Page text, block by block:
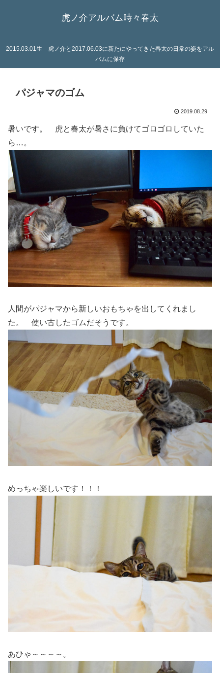
虎ノ介アルバム時々春太
2015.03.01生 虎ノ介と2017.06.03に新たにやってきた春太の日常の姿をアル
バムに保存
パジャマのゴム
2019.08.29
暑いです。 虎と春太が暑さに負けてゴロゴロしていた
ら…。
人間がパジャマから新しいおもちゃを出してくれまし
た。 使い古したゴムだそうです。
めっちゃ楽しいです！！！
あひゃ～～～～。